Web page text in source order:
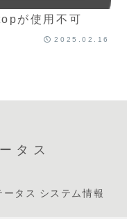
が使用不可
2025.02.16
タス
タス システム情報